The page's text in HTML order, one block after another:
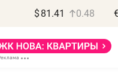
$ 81.41 0.48